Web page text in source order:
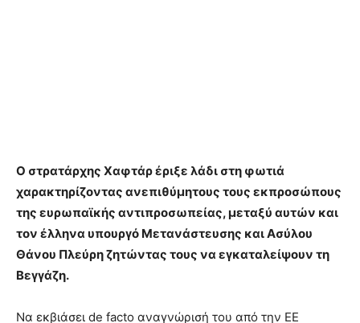
Ο στρατάρχης Χαφτάρ έριξε λάδι στη φωτιά
χαρακτηρίζοντας ανεπιθύμητους τους εκπροσώπους
της ευρωπαϊκής αντιπροσωπείας, μεταξύ αυτών και
τον έλληνα υπουργό Μετανάστευσης και Ασύλου
Θάνου Πλεύρη ζητώντας τους να εγκαταλείψουν τη
Βεγγάζη.
Να εκβιάσει de facto αναγνώρισή του από την ΕΕ